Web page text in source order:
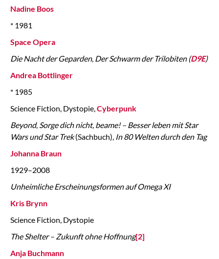
Nadine Boos
* 1981
Space Opera
Die Nacht der Geparden, Der Schwarm der Trilobiten (D9E)
Andrea Bottlinger
* 1985
Science Fiction, Dystopie,Cyberpunk
Beyond, Sorge dich nicht, beame! – Besser leben mit Star
Wars und Star Trek(Sachbuch), In 80 Welten durch den Tag
Johanna Braun
1929–2008
Unheimliche Erscheinungsformen auf Omega XI
Kris Brynn
Science Fiction, Dystopie
The Shelter – Zukunft ohne Hoffnung[2]
Anja Buchmann